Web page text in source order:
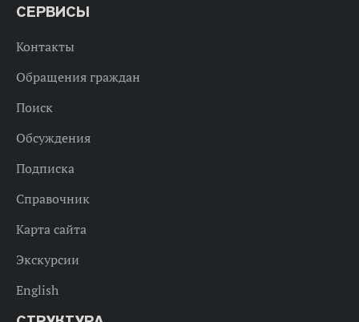
СЕРВИСЫ
Контакты
Обращения граждан
Поиск
Обсуждения
Подписка
Справочник
Карта сайта
Экскурсии
English